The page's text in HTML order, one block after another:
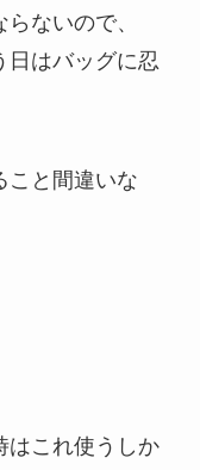
ないので、
日はバッグに忍
こと間違いな
はこれ使うしか